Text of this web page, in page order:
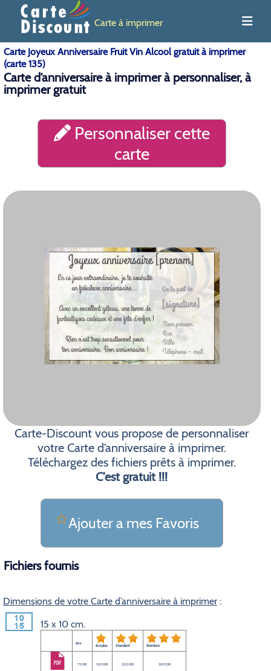
Carte à imprimer
Carte Joyeux Anniversaire Fruit Vin Alcool gratuit à imprimer
(carte 135)
Carte d’anniversaire à imprimer à personnaliser, à
imprimer gratuit
Personnaliser cette
carte
Carte-Discount vous propose de personnaliser
votre Carte d’anniversaire à imprimer.
Téléchargez des fichiers prêts à imprimer.
C'est gratuit !!!
Ajouter a mes Favoris
Fichiers fournis
Dimensions de votre Carte d’anniversaire à imprimer :
15 x 10 cm.
éco éco plus Standard Premium
72 DPI 100 DPI 200 DPI 300 DPI